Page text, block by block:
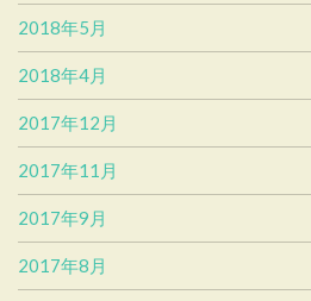
2018年5月
2018年4月
2017年12月
2017年11月
2017年9月
2017年8月